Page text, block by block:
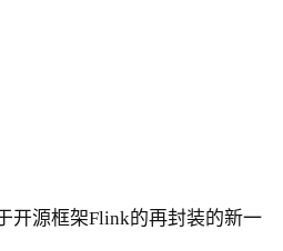
开源框架Flink的再封装的新一